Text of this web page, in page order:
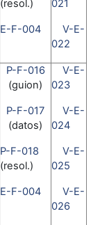
(resol.)
E-F-004
021
V-E-
022
P-F-016
(guion)
P-F-017
(datos)
P-F-018
(resol.)
E-F-004
V-E-
023
V-E-
024
V-E-
025
V-E-
026